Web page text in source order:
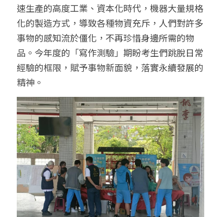
速生產的高度工業、資本化時代，機器大量規格
化的製造方式，導致各種物資充斥，人們對許多
事物的感知流於僵化，不再珍惜身邊所需的物
品。今年度的「寫作測驗」期盼考生們跳脫日常
經驗的框限，賦予事物新面貌，落實永續發展的
精神。